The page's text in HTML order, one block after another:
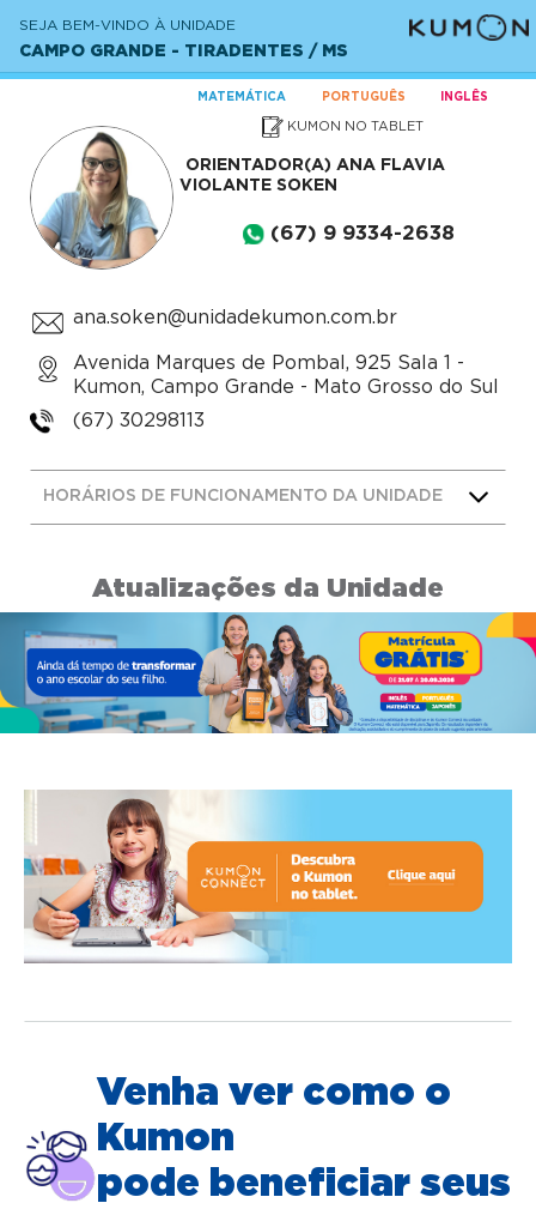
SEJA BEM-VINDO À UNIDADE
CAMPO GRANDE - TIRADENTES / MS
MATEMÁTICA PORTUGUÊS INGLÊS
KUMON NO TABLET
ORIENTADOR(A) ANA FLAVIA
VIOLANTE SOKEN
(67) 9 9334-2638
ana.soken@unidadekumon.com.br
Avenida Marques de Pombal, 925 Sala 1 -
Kumon, Campo Grande - Mato Grosso do Sul
(67) 30298113
HORÁRIOS DE FUNCIONAMENTO DA UNIDADE
Atualizações da Unidade
Venha ver como o
Kumon
pode beneficiar seus